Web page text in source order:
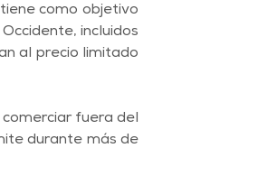
como objetivo
incluidos
al precio limitado
fuera del
durante más de